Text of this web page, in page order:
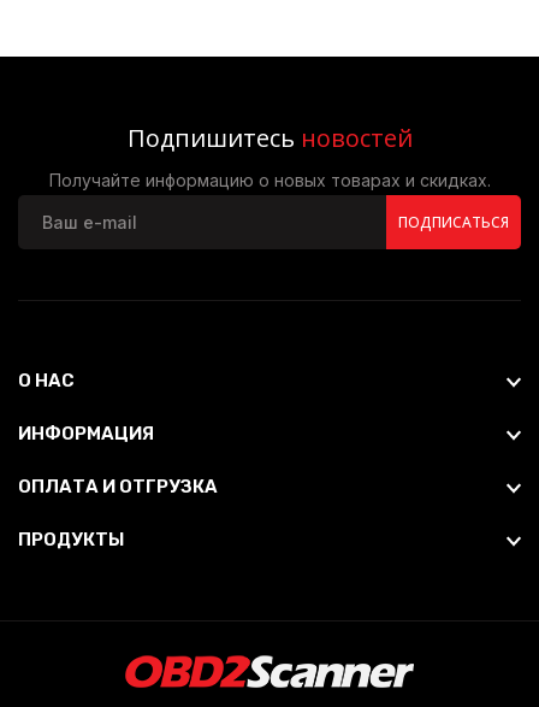
Подпишитесь новостей
Получайте информацию о новых товарах и скидках.
ПОДПИСАТЬСЯ
О НАС
ИНФОРМАЦИЯ
ОПЛАТА И ОТГРУЗКА
ПРОДУКТЫ